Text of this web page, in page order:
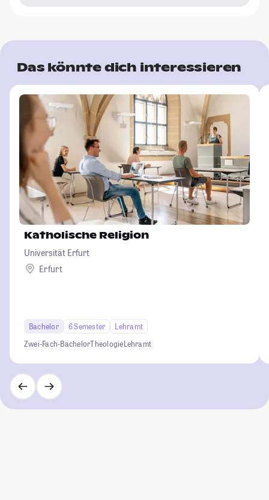
Das könnte dich interessieren
Katholische Religion
Universität Erfurt
Erfurt
Bachelor 6 Semester
Lehramt
Zwei-Fach-BachelorTheologieLehramt